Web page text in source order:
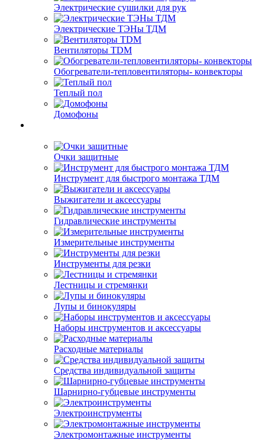
Электрические сушилки для рук
Электрические ТЭНы ТДМ
Вентиляторы TDM
Обогреватели-тепловентиляторы- конвекторы
Теплый пол
Домофоны
Очки защитные
Инструмент для быстрого монтажа ТДМ
Выжигатели и аксессуары
Гидравлические инструменты
Измерительные инструменты
Инструменты для резки
Лестницы и стремянки
Лупы и бинокуляры
Наборы инструментов и аксессуары
Расходные материалы
Средства индивидуальной защиты
Шарнирно-губцевые инструменты
Электроинструменты
Электромонтажные инструменты